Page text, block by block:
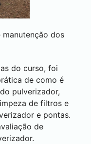
manutenção dos
do curso, foi
de como é
pulverizador,
de filtros e
e pontas.
de